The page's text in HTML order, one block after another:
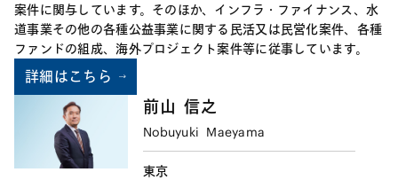
案件に関与しています。そのほか、インフラ・ファイナンス、水
道事業その他の各種公益事業に関する民活又は民営化案件、各種
ファンドの組成、海外プロジェクト案件等に従事しています。
詳細はこちら
前山 信之
Nobuyuki Maeyama
東京